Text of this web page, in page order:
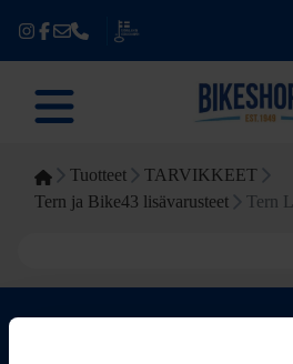
Tuotteet
TARVIKKEET
Tern ja Bike43 lisävarusteet
Tern